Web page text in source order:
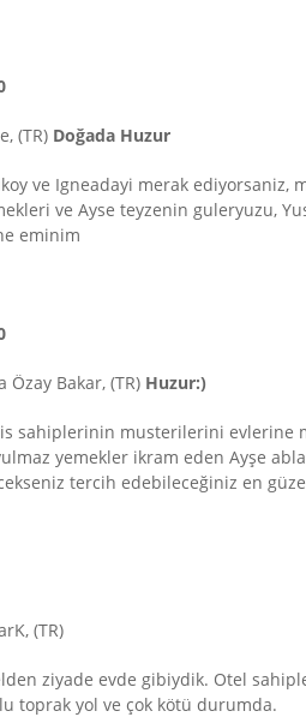
(TR) Doğada Huzur
ve Igneadayi merak
ve Ayse teyzenin guleryuzu,
eminim
Özay Bakar, (TR) Huzur:)
sahiplerinin musterilerini evlerine
yemekler ikram eden Ayşe
tercih edebileceğiniz en
(TR)
ziyade evde gibiydik. Otel
toprak yol ve çok kötü durumda.